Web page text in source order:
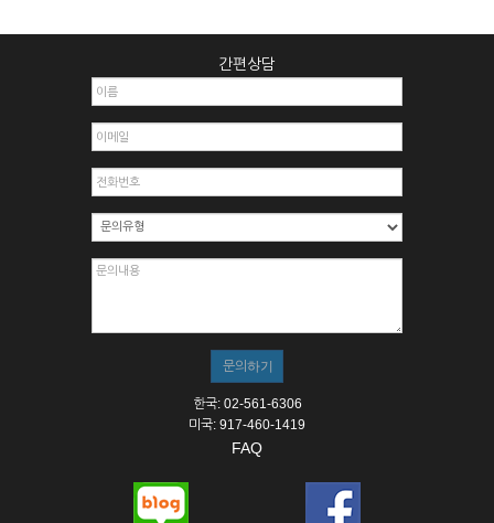
간편상담
한국: 02-561-6306
미국: 917-460-1419
FAQ